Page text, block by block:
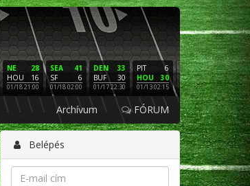
28
NE
16
HOU
01/18 21:00
41
SEA
6
SF
01/18 02:00
33
DEN
30
BUF
01/17 22:30
6
PIT
30
HOU
01/13 02:15
16
NE
3
LAC
01/12 02:00
PHI
SF
01/11
Archívum FÓRUM
Belépés